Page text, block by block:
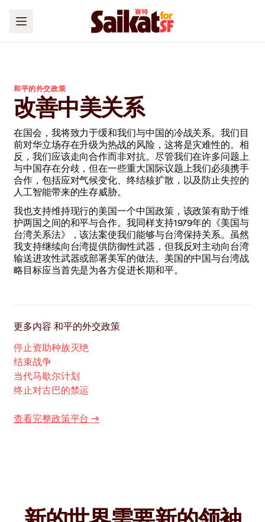
和平的外交政策
改善中美关系
在国会，我将致力于缓和我们与中国的冷战关系。我们目
前对华立场存在升级为热战的风险，这将是灾难性的。相
反，我们应该走向合作而非对抗。尽管我们在许多问题上
与中国存在分歧，但在一些重大国际议题上我们必须携手
合作，包括应对气候变化、终结核扩散，以及防止失控的
人工智能带来的生存威胁。
我也支持维持现行的美国一个中国政策，该政策有助于维
护两国之间的和平与合作。我同样支持1979年的《美国与
台湾关系法》，该法案使我们能够与台湾保持关系。虽然
我支持继续向台湾提供防御性武器，但我反对主动向台湾
输送进攻性武器或部署美军的做法。美国的中国与台湾战
略目标应当首先是为各方促进长期和平。
更多内容 和平的外交政策
停止资助种族灭绝
结束战争
当代马歇尔计划
终止对古巴的禁运
查看完整政策平台 →